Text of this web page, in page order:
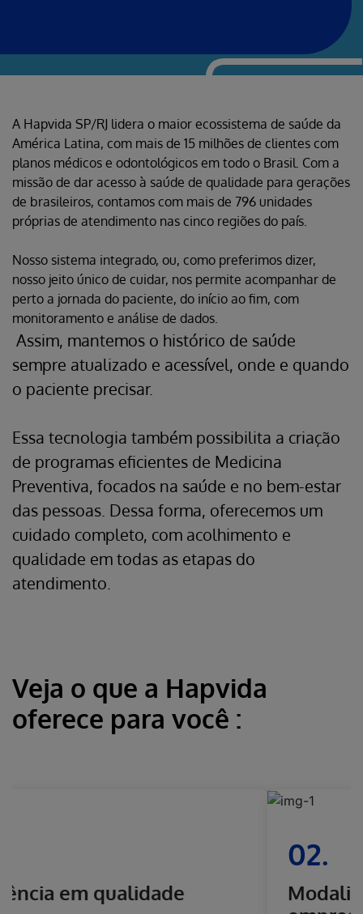
A Hapvida SP/RJ lidera o maior ecossistema de saúde da
América Latina, com mais de 15 milhões de clientes com
planos médicos e odontológicos em todo o Brasil. Com a
missão de dar acesso à saúde de qualidade para gerações
de brasileiros, contamos com mais de 796 unidades
próprias de atendimento nas cinco regiões do país.
Nosso sistema integrado, ou, como preferimos dizer,
nosso jeito único de cuidar, nos permite acompanhar de
perto a jornada do paciente, do início ao fim, com
monitoramento e análise de dados.
Assim, mantemos o histórico de saúde
sempre atualizado e acessível, onde e quando
o paciente precisar.
Essa tecnologia também possibilita a criação
de programas eficientes de Medicina
Preventiva, focados na saúde e no bem-estar
das pessoas. Dessa forma, oferecemos um
cuidado completo, com acolhimento e
qualidade em todas as etapas do
atendimento.
Veja o que a Hapvida
oferece para você :
Modalidades de contratação